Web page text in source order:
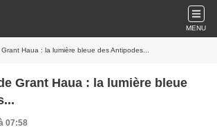
MENU
Haua : la lumière bleue des Antipodes...
Grant Haua : la lumière bleue
07:58